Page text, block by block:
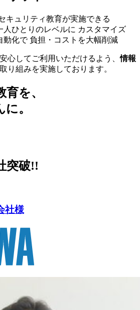
キュリティ教育が実施できる
人ひとりのレベルに カスタマイズ
動化で 負担・コストを大幅削減
心してご利用いただけるよう、情報
り組みを実施しております。
を、
。
突破!!
社様